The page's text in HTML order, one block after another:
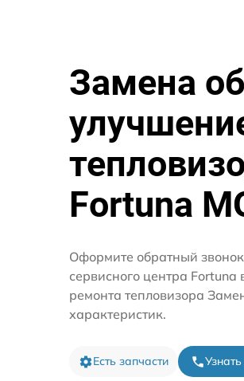
Замена
Fortuna
Оформите обратный
сервисного центра
ремонта тепловизора
характеристик.
Есть запчасти